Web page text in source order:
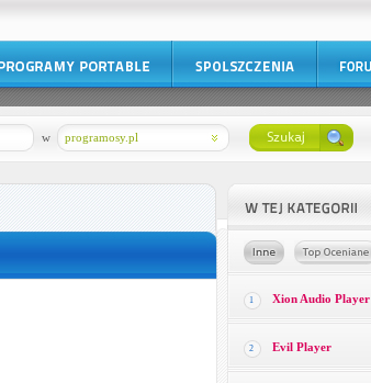
programosy.pl
w
1 Xion Audio Player
2 Evil Player